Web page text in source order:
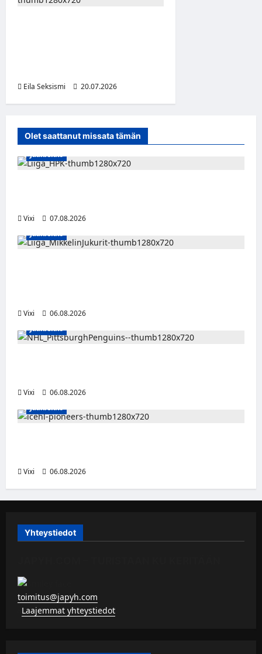
Eila Seksismi 20.07.2026
Olet saattanut missata tämän
Jääkiekko
Vixi
07.08.2026
Jääkiekko
Vixi
06.08.2026
Jääkiekko
Vixi
06.08.2026
Jääkiekko
Vixi 06.08.2026
Yhteystiedot
toimitus@japyh.com
Laajemmat yhteystiedot